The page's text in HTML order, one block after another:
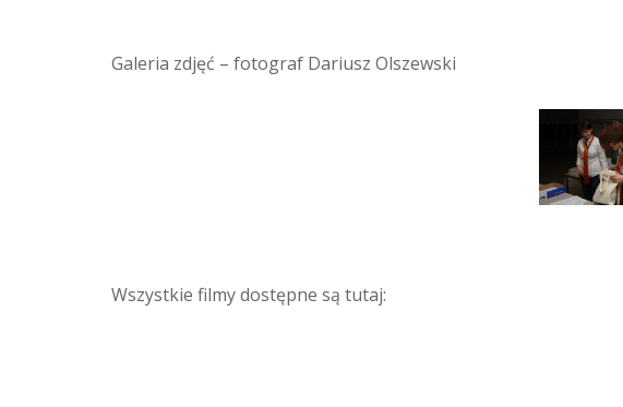
Galeria zdjęć – fotograf Dariusz Olszewski
Wszystkie filmy dostępne są tutaj: